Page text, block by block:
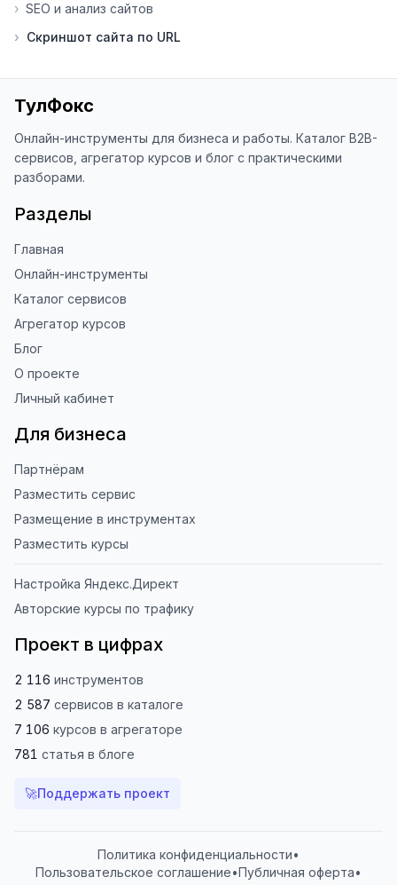
благодарен за отзыв о сайте в
наши инструменты!
Благодарю за доверие и
использование ToolFox! 🚀
› SEO и анализ сайтов
› Скриншот сайта по URL
ТулФокс
Онлайн-инструменты для бизнеса и работы. Каталог B2B-
сервисов, агрегатор курсов и блог с практическими
разборами.
Разделы
Главная
Онлайн-инструменты
Каталог сервисов
Агрегатор курсов
Блог
О проекте
Личный кабинет
Для бизнеса
Партнёрам
Разместить сервис
Размещение в инструментах
Разместить курсы
Настройка Яндекс.Директ
Авторские курсы по трафику
Проект в цифрах
2 116 инструментов
2 587 сервисов в каталоге
7 106 курсов в агрегаторе
781 статья в блоге
🚀Поддержать проект
Политика конфиденциальности•
Пользовательское соглашение•Публичная оферта•